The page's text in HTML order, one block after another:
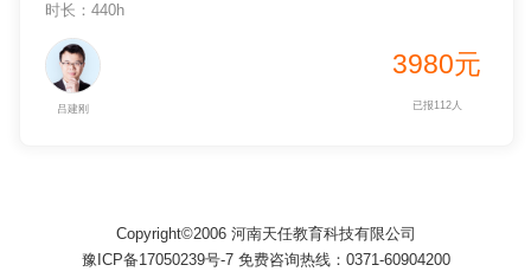
时长：440h
吕建刚
3980元
已报112人
Copyright©2006 河南天任教育科技有限公司
豫ICP备17050239号-7 免费咨询热线：0371-60904200